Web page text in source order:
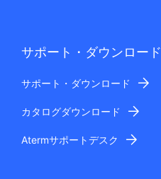
サポート・ダウンロード
サポート・ダウンロード
カタログダウンロード
Atermサポートデスク